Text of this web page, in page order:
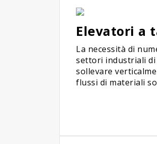
Elevatori a
La necessità di
settori industriali di
sollevare
flussi di materiali